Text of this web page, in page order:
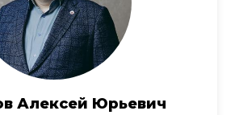
Алексей Юрьевич